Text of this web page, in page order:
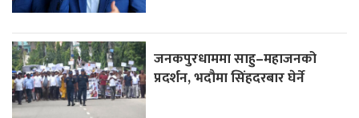
जनकपुरधाममा साहु–महाजनको
प्रदर्शन, भदौमा सिंहदरबार घेर्ने